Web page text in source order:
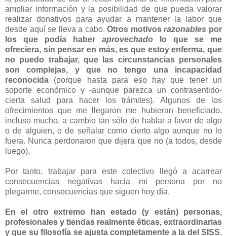
ampliar información y la posibilidad de que pueda valorar
realizar donativos para ayudar a mantener la labor que
desde aquí se lleva a cabo.Otros motivosrazonables por
los que podía haber aprovechado lo que se me
ofreciera, sin pensar en más, es que estoy enferma, que
no puedo trabajar, que las circunstancias personales
son complejas, y que no tengo una incapacidad
reconocida (porque hasta para eso hay que tener un
soporte económico y -aunque parezca un contrasentido-
cierta salud para hacer los trámites). Algunos de los
ofrecimientos que me llegaron me hubieran beneficiado,
incluso mucho, a cambio tan sólo de hablar a favor de algo
o de alguien, o de señalar como cierto algo aunque no lo
fuera. Nunca perdonaron que dijera que no (a todos, desde
luego).
Por tanto, trabajar para este colectivo llegó a acarrear
consecuencias negativas hacia mi persona por no
plegarme, consecuencias que siguen hoy día.
En el otro extremo han estado (y están) personas,
profesionales y tiendas realmente éticas, extraordinarias
y que su filosofía se ajusta completamente a la del SISS,